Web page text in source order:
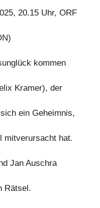
20.15 Uhr, ORF
kommen
Kramer), der
ein Geheimnis,
mitverursacht hat.
Jan Auschra
Rätsel.